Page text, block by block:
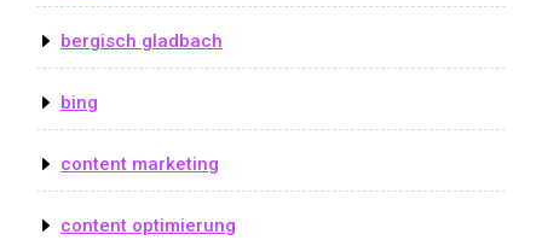
bergisch gladbach
bing
content marketing
content optimierung